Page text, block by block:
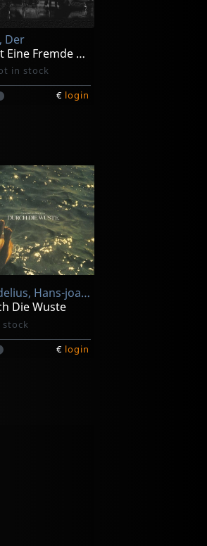
Der
Es Ist Eine Fremde Und Seltsame Welt
in stock
€ login
Roedelius, Hans-joachim
Die Wuste
stock
€ login